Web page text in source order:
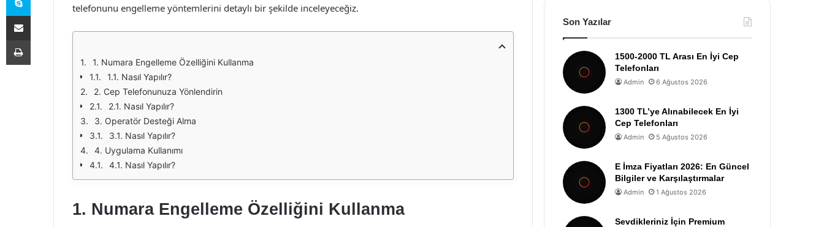
telefonunu engelleme yöntemlerini detaylı bir şekilde inceleyeceğiz.
1. Numara Engelleme Özelliğini Kullanma
1.1. Nasıl Yapılır?
2. Cep Telefonunuza Yönlendirin
2.1. Nasıl Yapılır?
3. Operatör Desteği Alma
3.1. Nasıl Yapılır?
4. Uygulama Kullanımı
4.1. Nasıl Yapılır?
1. Numara Engelleme Özelliğini Kullanma
Son Yazılar
1500-2000 TL Arası En İyi Cep
Telefonları
Admin 6 Ağustos 2026
1300 TL’ye Alınabilecek En İyi
Cep Telefonları
Admin 5 Ağustos 2026
E İmza Fiyatları 2026: En Güncel
Bilgiler ve Karşılaştırmalar
Admin 1 Ağustos 2026
Sevdikleriniz İçin Premium
E-Posta ile paylaş